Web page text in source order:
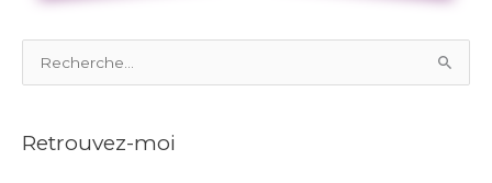
e
h
Retrouvez-moi